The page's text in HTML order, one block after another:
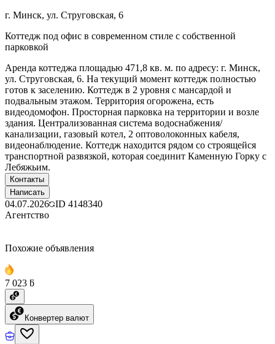
г. Минск, ул. Струговская, 6
Коттедж под офис в современном стиле с собственной
парковкой
Аренда коттеджа площадью 471,8 кв. м. по адресу: г. Минск,
ул. Струговская, 6. На текущий момент коттедж полностью
готов к заселению. Коттедж в 2 уровня с мансардой и
подвальным этажом. Территория огорожена, есть
видеодомофон. Просторная парковка на территории и возле
здания. Централизованная система водоснабжения/
канализации, газовый котел, 2 оптоволоконных кабеля,
видеонаблюдение. Коттедж находится рядом со строящейся
транспортной развязкой, которая соединит Каменную Горку с
Лебяжьим.
Контакты
Написать
04.07.2026 ID 4148340
Агентство
Похожие объявления
7 023 ƃ
Конвертер валют